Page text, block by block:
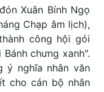
Xuân Bính Ngọ
Chạp âm lịch),
công hội gói
chưng xanh".
ý nghĩa nhân văn
cho cán bộ nhân